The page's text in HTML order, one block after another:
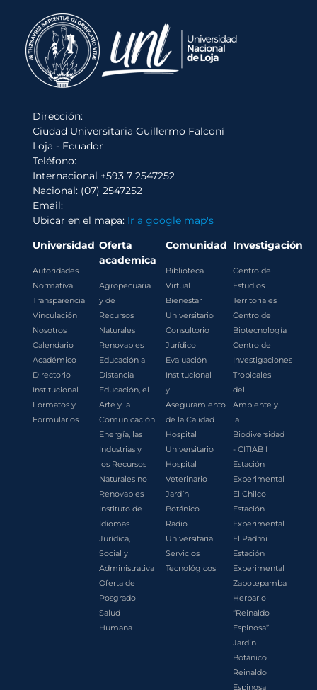
Dirección:
Ciudad Universitaria Guillermo Falconí
Loja - Ecuador
Teléfono:
Internacional +593 7 2547252
Nacional: (07) 2547252
Email:
Ubicar en el mapa: Ir a google map's
Universidad
Autoridades
Normativa
Transparencia
Vinculación
Nosotros
Calendario
Académico
Directorio
Institucional
Formatos y
Formularios
Oferta
academica
Agropecuaria
y de
Recursos
Naturales
Renovables
Educación a
Distancia
Educación, el
Arte y la
Comunicación
Energía, las
Industrias y
los Recursos
Naturales no
Renovables
Instituto de
Idiomas
Jurídica,
Social y
Administrativa
Oferta de
Posgrado
Salud
Humana
Comunidad
Biblioteca
Virtual
Bienestar
Universitario
Consultorio
Jurídico
Evaluación
Institucional
y
Aseguramiento
de la Calidad
Hospital
Universitario
Hospital
Veterinario
Jardín
Botánico
Radio
Universitaria
Servicios
Tecnológicos
Investigación
Centro de
Estudios
Territoriales
Centro de
Biotecnología
Centro de
Investigaciones
Tropicales
del
Ambiente y
la
Biodiversidad
- CITIAB I
Estación
Experimental
El Chilco
Estación
Experimental
El Padmi
Estación
Experimental
Zapotepamba
Herbario
“Reinaldo
Espinosa”
Jardín
Botánico
Reinaldo
Espinosa